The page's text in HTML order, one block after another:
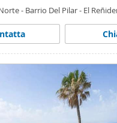
- Barrio Del Pilar - El